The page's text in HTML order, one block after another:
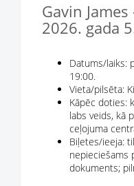
Gavin
2026. gada
Datums/laiks:
19:00.
Vieta/pilsēta:
Kāpēc doties:
labs veids, kā
ceļojuma
Biļetes/ieeja:
nepieciešams
dokuments;